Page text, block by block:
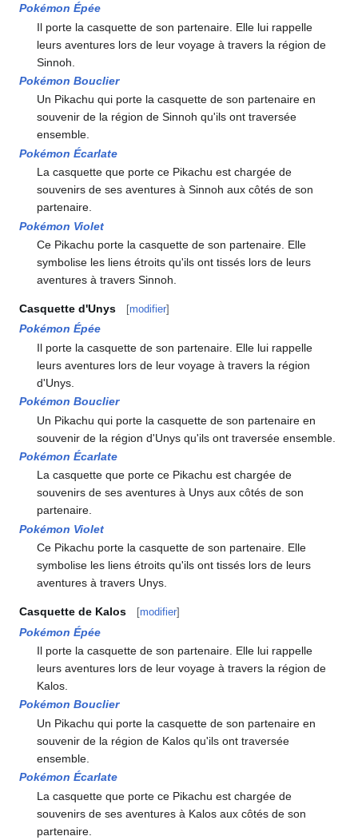
Pokémon Épée
Il porte la casquette de son partenaire. Elle lui rappelle
leurs aventures lors de leur voyage à travers la région de
Sinnoh.
Pokémon Bouclier
Un Pikachu qui porte la casquette de son partenaire en
souvenir de la région de Sinnoh qu'ils ont traversée
ensemble.
Pokémon Écarlate
La casquette que porte ce Pikachu est chargée de
souvenirs de ses aventures à Sinnoh aux côtés de son
partenaire.
Pokémon Violet
Ce Pikachu porte la casquette de son partenaire. Elle
symbolise les liens étroits qu'ils ont tissés lors de leurs
aventures à travers Sinnoh.
Casquette d'Unys [modifier]
Pokémon Épée
Il porte la casquette de son partenaire. Elle lui rappelle
leurs aventures lors de leur voyage à travers la région
d'Unys.
Pokémon Bouclier
Un Pikachu qui porte la casquette de son partenaire en
souvenir de la région d'Unys qu'ils ont traversée ensemble.
Pokémon Écarlate
La casquette que porte ce Pikachu est chargée de
souvenirs de ses aventures à Unys aux côtés de son
partenaire.
Pokémon Violet
Ce Pikachu porte la casquette de son partenaire. Elle
symbolise les liens étroits qu'ils ont tissés lors de leurs
aventures à travers Unys.
Casquette de Kalos [modifier]
Pokémon Épée
Il porte la casquette de son partenaire. Elle lui rappelle
leurs aventures lors de leur voyage à travers la région de
Kalos.
Pokémon Bouclier
Un Pikachu qui porte la casquette de son partenaire en
souvenir de la région de Kalos qu'ils ont traversée
ensemble.
Pokémon Écarlate
La casquette que porte ce Pikachu est chargée de
souvenirs de ses aventures à Kalos aux côtés de son
partenaire.